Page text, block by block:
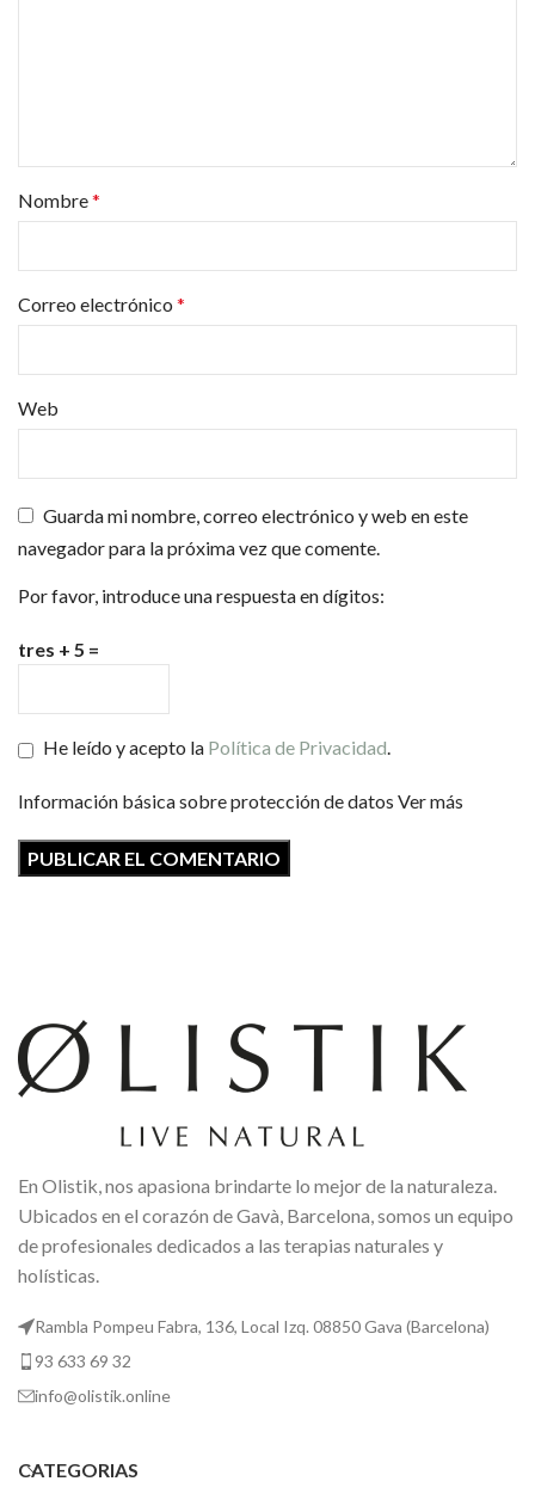
Nombre*
Correo electrónico *
Web
Guarda mi nombre, correo electrónico y web en este
navegador para la próxima vez que comente.
Por favor, introduce una respuesta en dígitos:
tres + 5 =
He leído y acepto la Política de Privacidad.
Información básica sobre protección de datos Ver más
En Olistik, nos apasiona brindarte lo mejor de la naturaleza.
Ubicados en el corazón de Gavà, Barcelona, somos un equipo
de profesionales dedicados a las terapias naturales y
holísticas.
Rambla Pompeu Fabra, 136, Local Izq. 08850 Gava (Barcelona)
93 633 69 32
info@olistik.online
CATEGORIAS